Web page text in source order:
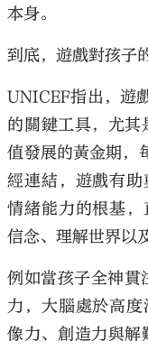
本身。
到底，遊戲對孩子
UNICEF指出，遊
的關鍵工具，尤其
值發展的黃金期，
經連結，遊戲有
情緒能力的根基
信念、理解世界以
例如當孩子全神貫
力，大腦處於高
像力、創造力與解